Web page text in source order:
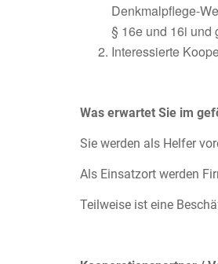
Denkmalpflege-
§ 16e und 16i und
Interessierte
Was erwartet Sie im
Sie werden als Helfer
Als Einsatzort werden
Teilweise ist eine